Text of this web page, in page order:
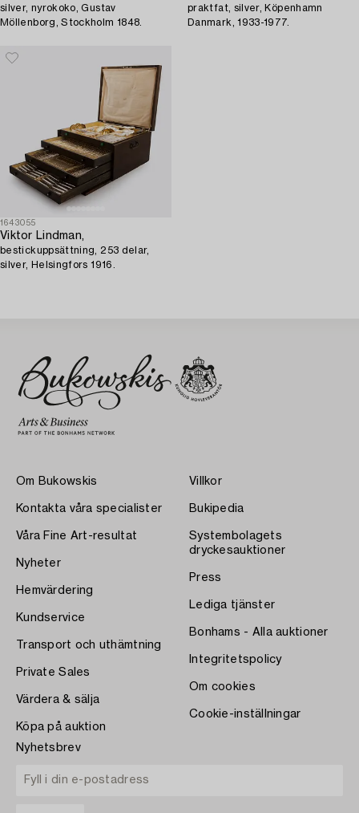
silver, nyrokoko, Gustav
Möllenborg, Stockholm 1848.
praktfat, silver, Köpenhamn
Danmark, 1933-1977.
1643055
Viktor Lindman,
bestickuppsättning, 253 delar,
silver, Helsingfors 1916.
Om Bukowskis
Kontakta våra specialister
Våra Fine Art-resultat
Nyheter
Hemvärdering
Kundservice
Transport och uthämtning
Private Sales
Värdera & sälja
Köpa på auktion
Villkor
Bukipedia
Systembolagets
dryckesauktioner
Press
Lediga tjänster
Bonhams - Alla auktioner
Integritetspolicy
Om cookies
Cookie-inställningar
Nyhetsbrev